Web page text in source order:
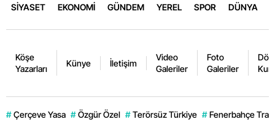
SİYASET EKONOMİ GÜNDEM YEREL SPOR DÜNYA
Köşe
Yazarları
Künye İletişim
Video
Galeriler
Foto
Galeriler
# Çerçeve Yasa # Özgür Özel # Terörsüz Türkiye # Fenerbahçe